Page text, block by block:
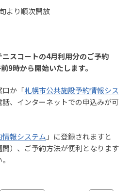
より順次開放
スコートの4月利用分のご予約
時から開始いたします。
か「札幌市公共施設予約情報シス
話、インターネットでの申込みが可
報システム 」に登録されますと
間）、ご予約方法が便利となります